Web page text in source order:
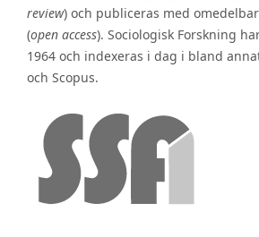
review) och publiceras med
(open access). Sociologisk Forskning
1964 och indexeras i dag i bland
och Scopus.